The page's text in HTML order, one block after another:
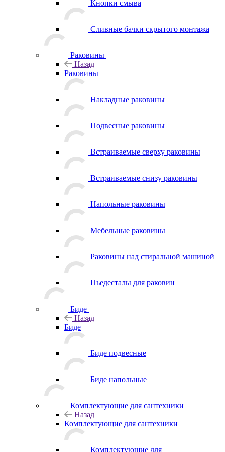
Кнопки смыва
Сливные бачки скрытого монтажа
Раковины
Назад
Раковины
Накладные раковины
Подвесные раковины
Встраиваемые сверху раковины
Встраиваемые снизу раковины
Напольные раковины
Мебельные раковины
Раковины над стиральной машиной
Пьедесталы для раковин
Биде
Назад
Биде
Биде подвесные
Биде напольные
Комплектующие для сантехники
Назад
Комплектующие для сантехники
Комплектующие для